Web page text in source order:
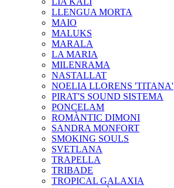
LLENGUA MORTA
MAIO
MALUKS
MARALA
LA MARIA
MILENRAMA
NASTALLAT
NOELIA LLORENS 'TITANA'
PIRAT'S SOUND SISTEMA
PONCELAM
ROMÀNTIC DIMONI
SANDRA MONFORT
SMOKING SOULS
SVETLANA
TRAPELLA
TRIBADE
TROPICAL GALAXIA